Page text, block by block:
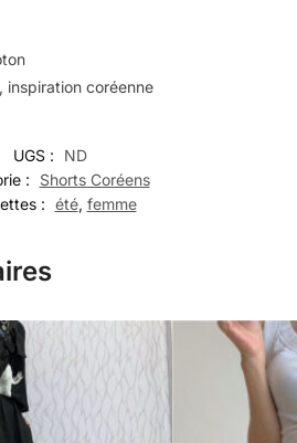
inspiration coréenne
UGS :
ND
:
Shorts Coréens
: été, femme